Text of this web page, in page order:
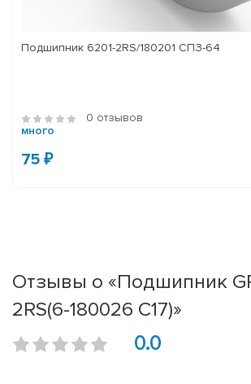
Подшипник 6201-2RS/180201 СПЗ-64
0 отзывов
много
75 ₽
Отзывы о «Подшипник
2RS(6-180026 C17)»
0.0